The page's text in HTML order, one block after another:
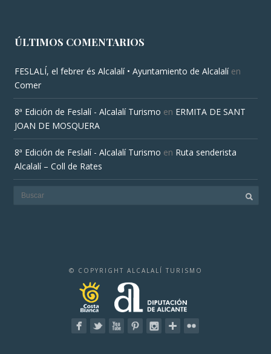
ÚLTIMOS COMENTARIOS
FESLALÍ, el febrer és Alcalalí • Ayuntamiento de Alcalalíen
Comer
8ª Edición de Feslalí - Alcalalí Turismo en ERMITA DE SANT
JOAN DE MOSQUERA
8ª Edición de Feslalí - Alcalalí Turismo en Ruta senderista
Alcalalí – Coll de Rates
© COPYRIGHT ALCALALÍ TURISMO